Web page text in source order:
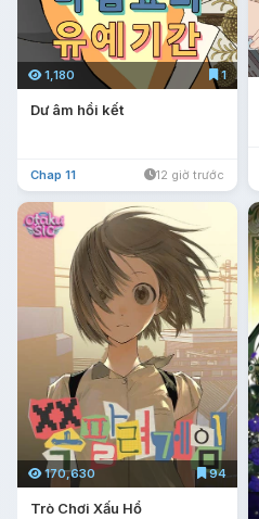
1,180 1
Dư âm hồi kết
Chap 11 12 giờ trước
170,630 94
Trò Chơi Xấu Hổ